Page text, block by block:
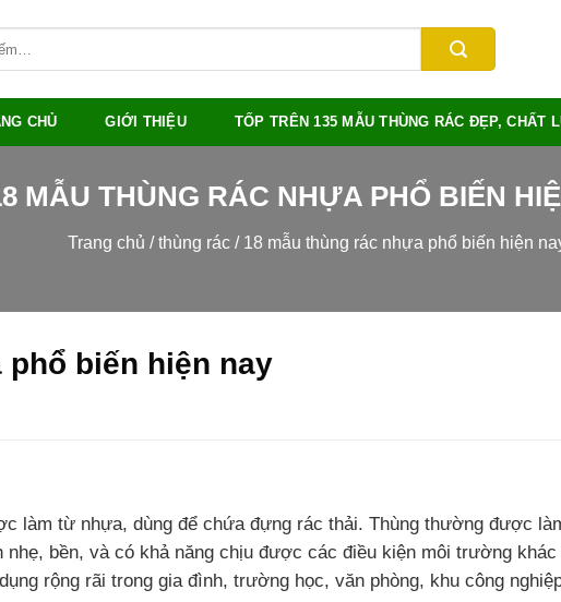
CHỦ GIỚI THIỆU TỐP TRÊN 135 MẪU THÙNG RÁC ĐẸP, CHẤT
MẪU THÙNG RÁC NHỰA PHỔ BIẾN
Trang chủ /thùng rác/ 18 mẫu thùng rác nhựa phổ biến hiện
biến hiện nay
làm từ nhựa, dùng để chứa đựng rác thải. Thùng thường được
bền, và có khả năng chịu được các điều kiện môi trường khác
rộng rãi trong gia đình, trường học, văn phòng, khu công